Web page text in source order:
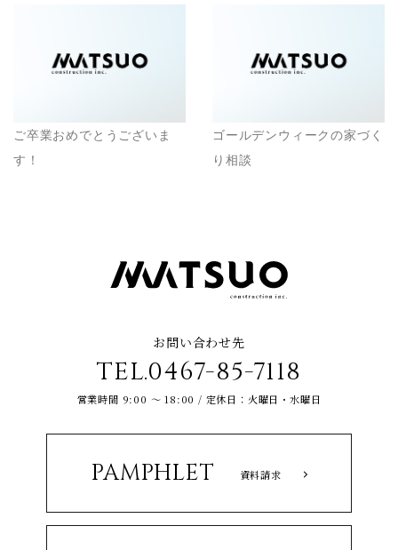
ご卒業おめでとうございま
す！
ゴールデンウィークの家づく
り相談
お問い合わせ先
TEL.0467-85-7118
営業時間 9:00 ～ 18:00 / 定休日：火曜日・水曜日
PAMPHLET 資料請求